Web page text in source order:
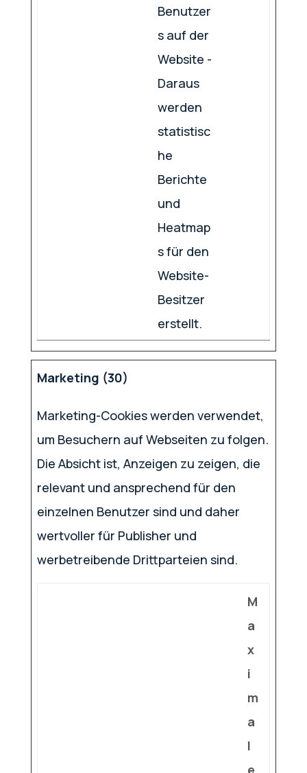
Benutzer
s auf der
Website -
Daraus
werden
statistisc
he
Berichte
und
Heatmap
s für den
Website-
Besitzer
erstellt.
Marketing (30)
Marketing-Cookies werden verwendet,
um Besuchern auf Webseiten zu folgen.
Die Absicht ist, Anzeigen zu zeigen, die
relevant und ansprechend für den
einzelnen Benutzer sind und daher
wertvoller für Publisher und
werbetreibende Drittparteien sind.
M
a
x
i
m
a
l
e